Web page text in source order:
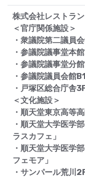
株式会社レストラ
＜官庁関係施設＞
・衆議院第二議員
・参議院議事堂本
・参議院議事堂分
・参議院議員会館
・戸塚区総合庁舎
＜文化施設＞
・順天堂東京高等
・順天堂大学医学
ラスカフェ」
・順天堂大学医学
フェモア」
・サンパール荒川